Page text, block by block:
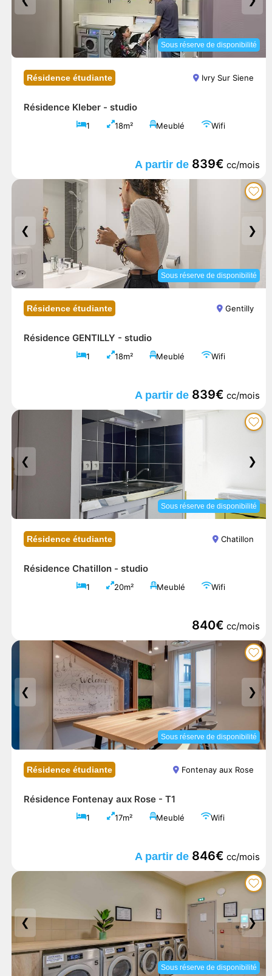
Sous réserve de disponibilité
Résidence étudiante Ivry Sur Siene
Résidence Kleber - studio
1 18m² Meublé Wifi
A partir de 839€ cc/mois
❮ ❯
Sous réserve de disponibilité
Résidence étudiante Gentilly
Résidence GENTILLY - studio
1 18m² Meublé Wifi
A partir de 839€ cc/mois
❮ ❯
Sous réserve de disponibilité
Résidence étudiante Chatillon
Résidence Chatillon - studio
1 20m² Meublé Wifi
840€ cc/mois
❮ ❯
Sous réserve de disponibilité
Résidence étudiante Fontenay aux Rose
Résidence Fontenay aux Rose - T1
1 17m² Meublé Wifi
A partir de 846€ cc/mois
❮ ❯
Sous réserve de disponibilité